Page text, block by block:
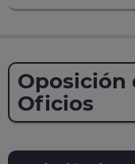
Oposición
Oficios